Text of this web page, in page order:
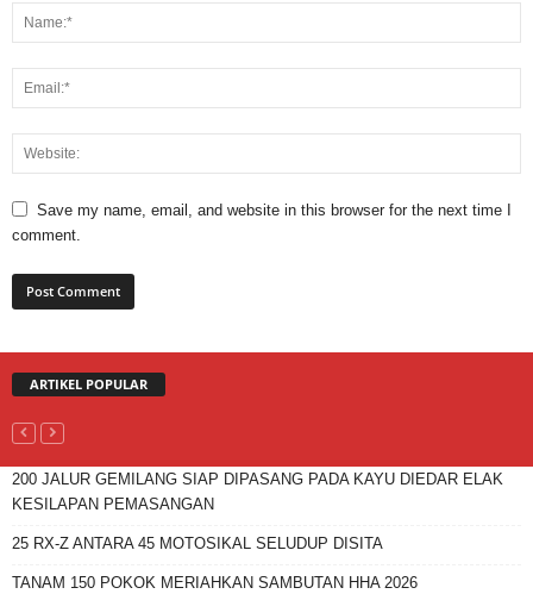
Save my name, email, and website in this browser for the next time I
comment.
ARTIKEL POPULAR
200 JALUR GEMILANG SIAP DIPASANG PADA KAYU DIEDAR ELAK
KESILAPAN PEMASANGAN
25 RX-Z ANTARA 45 MOTOSIKAL SELUDUP DISITA
TANAM 150 POKOK MERIAHKAN SAMBUTAN HHA 2026